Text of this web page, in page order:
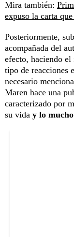
Mira también:
expuso la carta
Posteriormente,
acompañada del
efecto, haciendo
tipo de reacciones
necesario
Maren hace una
caracterizado por
su vida y lo